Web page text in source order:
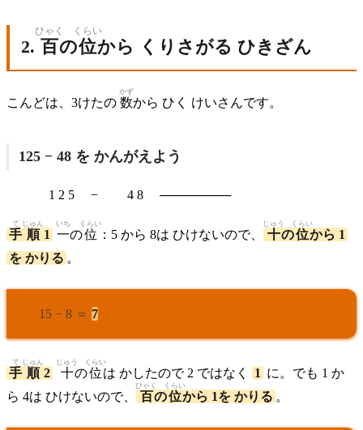
2. 百
ひゃく
の位
くらい
から くりさがる ひきざん
こんどは、3けたの 数
かず
から ひく けいさんです。
125 − 48 を かんがえよう
1 2 5 − 4 8 ────────
手
て
順
じゅん
1 一
いち
の位
くらい
：5 から 8は ひけないので、 十
じゅう
の位
くらい
から 1
を かりる 。
15 − 8 ＝ 7
手
て
順
じゅん
2 十
じゅう
の位
くらい
は かしたので 2 ではなく 1 に。でも 1 か
ら 4は ひけないので、
百
ひゃく
の位
くらい
から 1を かりる 。